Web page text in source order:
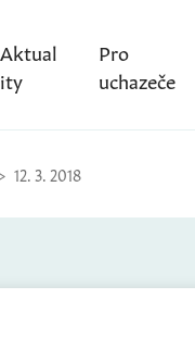
Aktual
ity
Pro
uchazeče
12. 3. 2018